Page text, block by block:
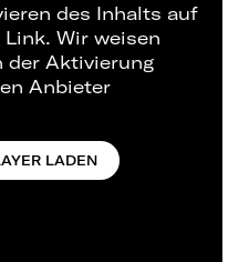
des Inhalts auf
Wir weisen
der Aktivierung
Anbieter
LADEN